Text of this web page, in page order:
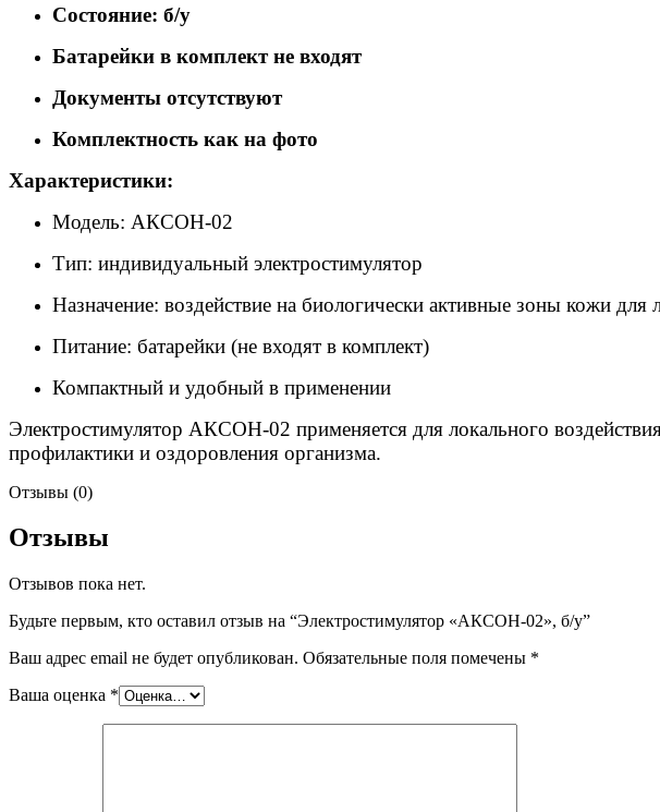
Состояние: б/у
Батарейки в комплект не входят
Документы отсутствуют
Комплектность как на фото
Характеристики:
Модель: АКСОН-02
Тип: индивидуальный электростимулятор
Назначение: воздействие на биологически активные зоны кожи для
Питание: батарейки (не входят в комплект)
Компактный и удобный в применении
Электростимулятор АКСОН-02 применяется для локального
профилактики и оздоровления организма.
Отзывы (0)
Отзывы
Отзывов пока нет.
Будьте первым, кто оставил отзыв на “Электростимулятор «АКСОН-02», б/у”
Ваш адрес email не будет опубликован. Обязательные поля помечены *
Ваша оценка *